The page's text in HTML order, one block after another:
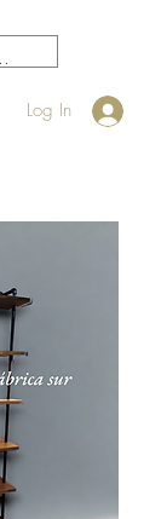
Log In